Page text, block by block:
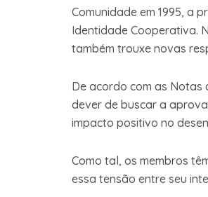
Comunidade em 1995, a
Identidade Cooperativa.
também trouxe novas
De acordo com as Notas
dever de buscar a
impacto positivo no
Como tal, os membros
essa tensão entre seu